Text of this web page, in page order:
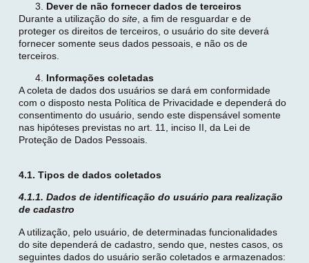
Dever de não fornecer dados de terceiros
Durante a utilização do site, a fim de resguardar e de
proteger os direitos de terceiros, o usuário do site deverá
fornecer somente seus dados pessoais, e não os de
terceiros.
Informações coletadas
A coleta de dados dos usuários se dará em conformidade
com o disposto nesta Política de Privacidade e dependerá do
consentimento do usuário, sendo este dispensável somente
nas hipóteses previstas no art. 11, inciso II, da Lei de
Proteção de Dados Pessoais.
4.1. Tipos de dados coletados
4.1.1. Dados de identificação do usuário para realização
de cadastro
A utilização, pelo usuário, de determinadas funcionalidades
do site dependerá de cadastro, sendo que, nestes casos, os
seguintes dados do usuário serão coletados e armazenados: